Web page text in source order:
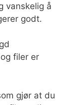
vanskelig å
godt.
filer er
gjør at du